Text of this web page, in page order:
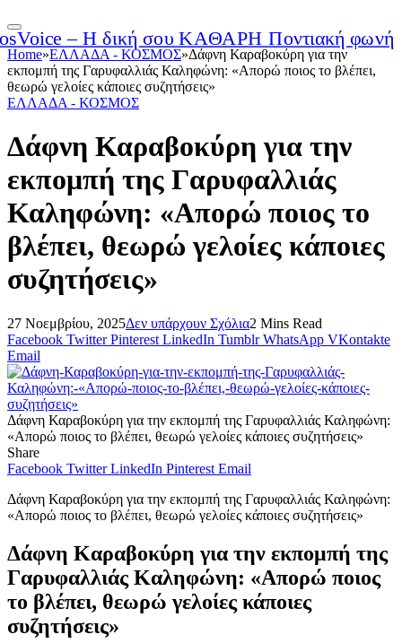
Home»ΕΛΛΑΔΑ - ΚΟΣΜΟΣ»Δάφνη Καραβοκύρη για την
εκπομπή της Γαρυφαλλιάς Καληφώνη: «Απορώ ποιος το βλέπει,
θεωρώ γελοίες κάποιες συζητήσεις»
ΕΛΛΑΔΑ - ΚΟΣΜΟΣ
Δάφνη Καραβοκύρη για την
εκπομπή της Γαρυφαλλιάς
Καληφώνη: «Απορώ ποιος το
βλέπει, θεωρώ γελοίες κάποιες
συζητήσεις»
27 Νοεμβρίου, 2025Δεν υπάρχουν Σχόλια2 Mins Read
Facebook Twitter Pinterest LinkedIn Tumblr WhatsApp VKontakte
Email
Δάφνη Καραβοκύρη για την εκπομπή της Γαρυφαλλιάς Καληφώνη:
«Απορώ ποιος το βλέπει, θεωρώ γελοίες κάποιες συζητήσεις»
Share
Facebook Twitter LinkedIn Pinterest Email
Δάφνη Καραβοκύρη για την εκπομπή της Γαρυφαλλιάς Καληφώνη:
«Απορώ ποιος το βλέπει, θεωρώ γελοίες κάποιες συζητήσεις»
Δάφνη Καραβοκύρη για την εκπομπή της
Γαρυφαλλιάς Καληφώνη: «Απορώ ποιος
το βλέπει, θεωρώ γελοίες κάποιες
συζητήσεις»